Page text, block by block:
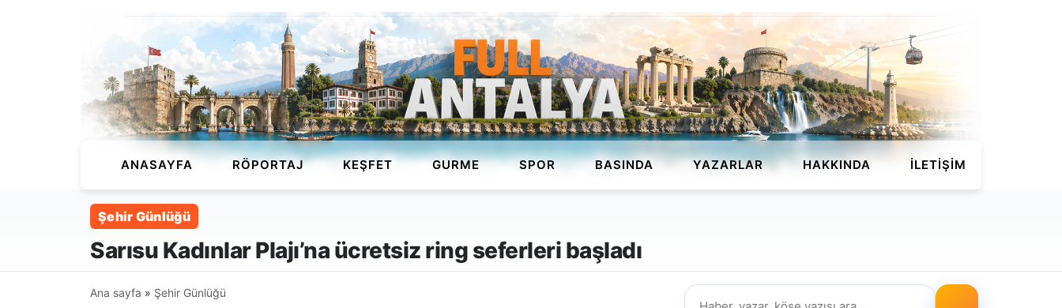
ANASAYFA RÖPORTAJ KEŞFET GURME SPOR BASINDA YAZARLAR HAKKINDA İLETIŞIM
Şehir Günlüğü
Sarısu Kadınlar Plajı’na ücretsiz ring seferleri başladı
Ana sayfa » Şehir Günlüğü